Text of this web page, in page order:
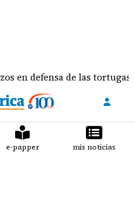
de las tortugas marinas
e-papper mis noticias